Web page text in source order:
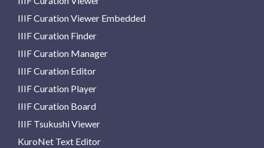
IIIF Curation Viewer Embedded
IIIF Curation Finder
IIIF Curation Manager
IIIF Curation Editor
IIIF Curation Player
IIIF Curation Board
IIIF Tsukushi Viewer
KuroNet Text Editor